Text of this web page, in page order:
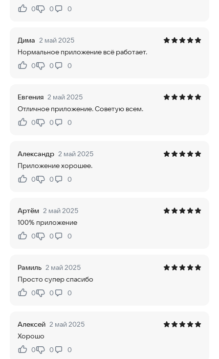
Нравится:
0Не нравится:
0 0
Дима 2 май 2025
Нормальное приложение всё работает.
Нравится:
0Не нравится:
0 0
Евгения 2 май 2025
Отличное приложение. Советую всем.
Нравится:
0Не нравится:
0 0
Александр 2 май 2025
Приложение хорошее.
Нравится:
0Не нравится:
0 0
Артём 2 май 2025
100% приложение
Нравится:
0Не нравится:
0 0
Рамиль 2 май 2025
Просто супер спасибо
Нравится:
0Не нравится:
0 0
Алексей 2 май 2025
Хорошо
Нравится:
0Не нравится:
0 0